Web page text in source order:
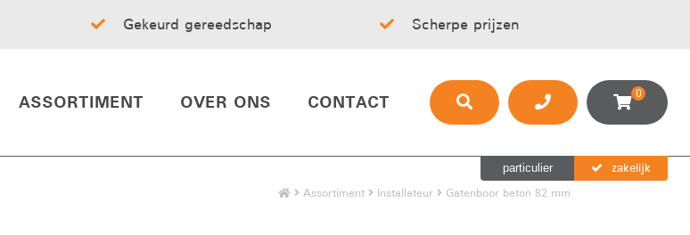
Gekeurd gereedschap Scherpe prijzen
ASSORTIMENT OVER ONS CONTACT 0
particulier zakelijk
Assortiment Installateur Gatenboor beton 82 mm